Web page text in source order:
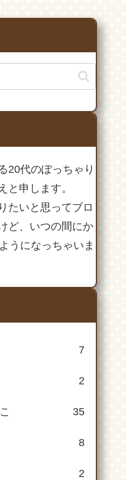
も！？
20代のぽっちゃり
と申します。
たいと思ってブロ
ど、いつの間にか
うになっちゃいま
7
2
35
8
2